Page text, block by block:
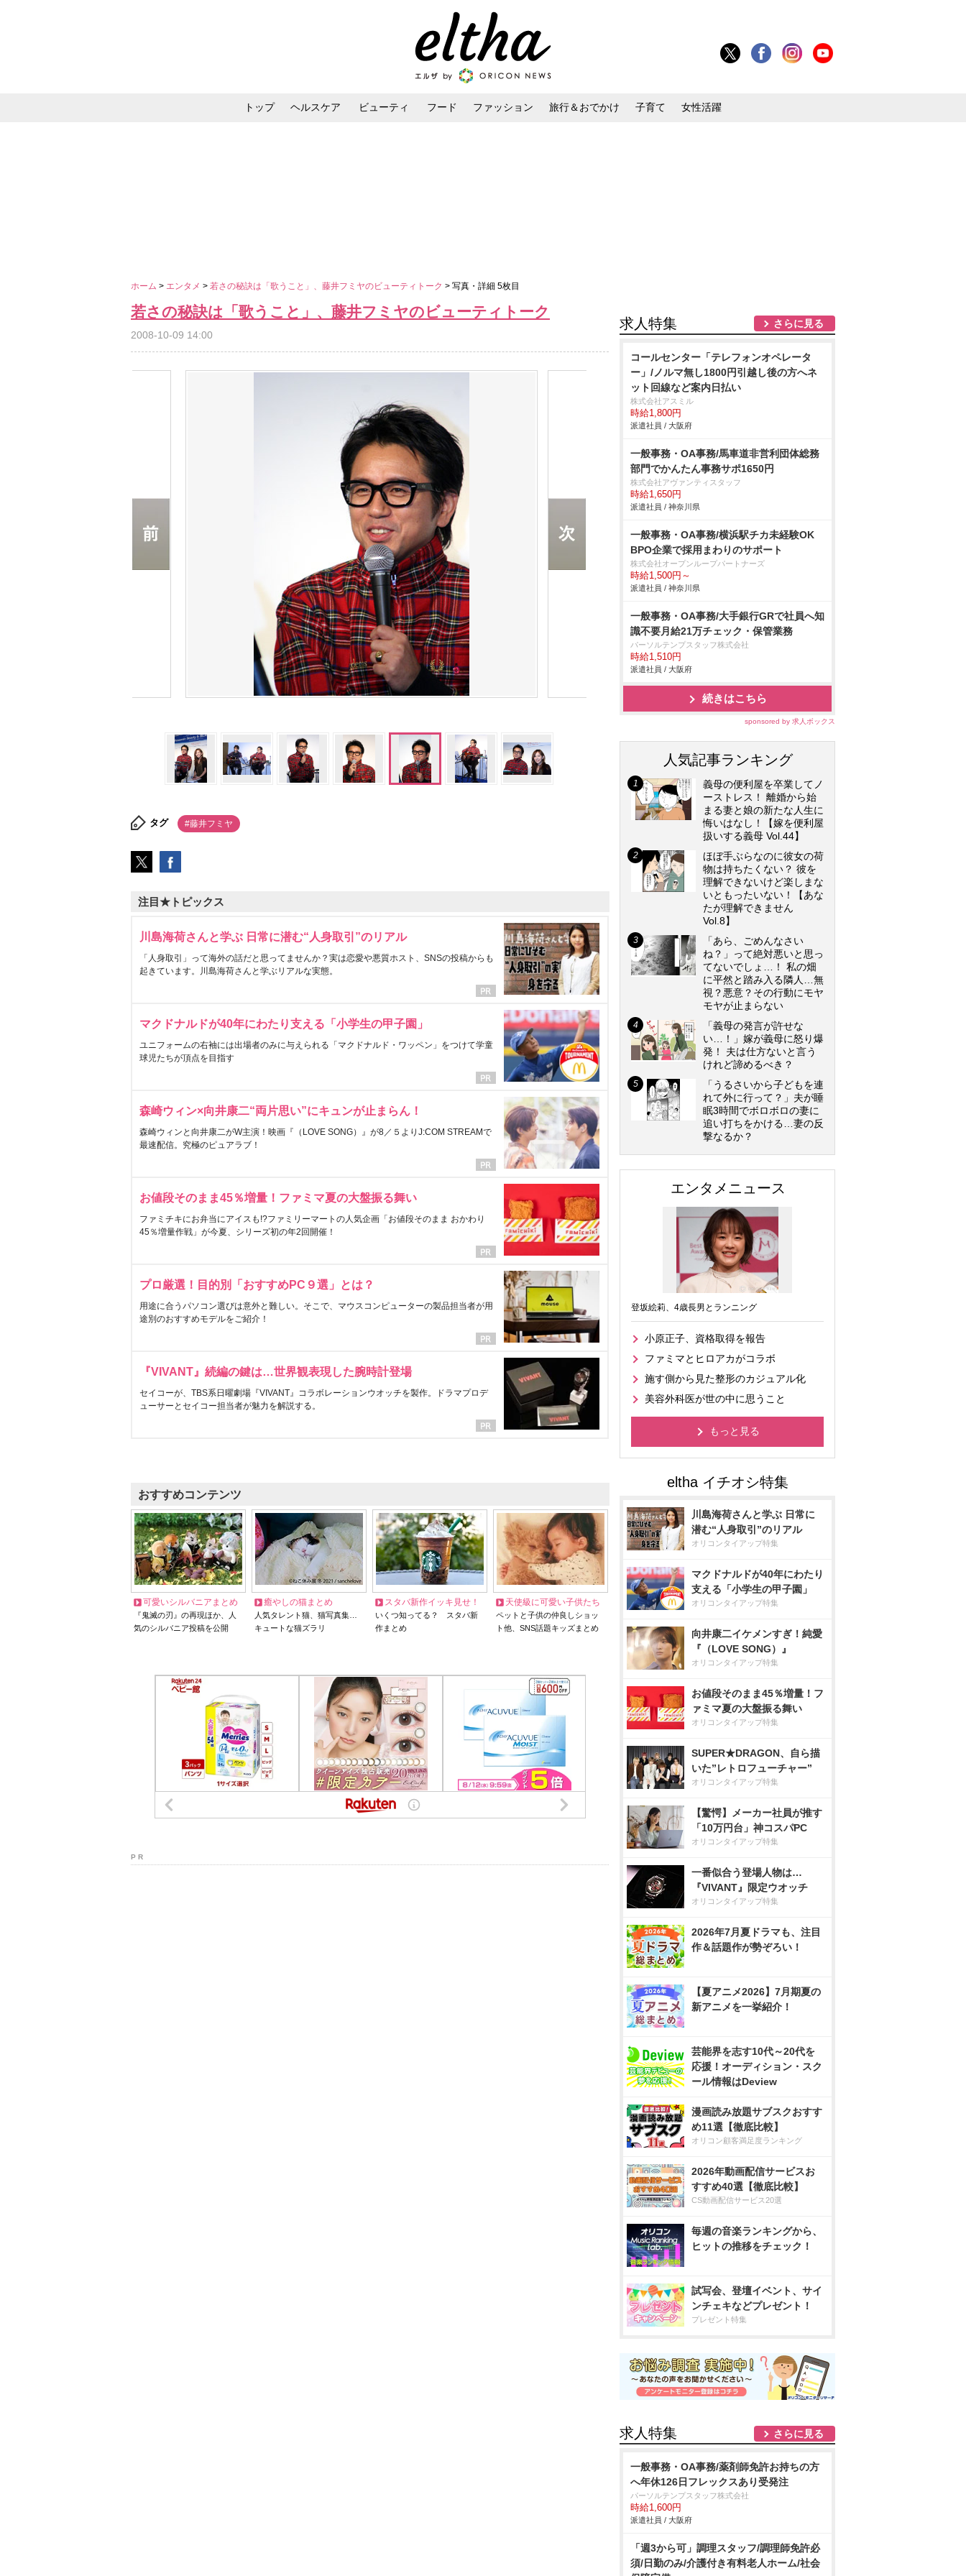
トップ ヘルスケア ビューティ フード ファッション 旅行＆おでかけ 子育て 女性活躍
ホーム > エンタメ > 若さの秘訣は「歌うこと」、藤井フミヤのビューティトーク > 写真・詳細 5枚目
若さの秘訣は「歌うこと」、藤井フミヤのビューティトーク
2008-10-09 14:00
タグ #藤井フミヤ
注目★トピックス
川島海荷さんと学ぶ 日常に潜む“人身取引”のリアル
「人身取引」って海外の話だと思ってませんか？実は恋愛や悪質ホスト、SNSの投稿からも
起きています。川島海荷さんと学ぶリアルな実態。
マクドナルドが40年にわたり支える「小学生の甲子園」
ユニフォームの右袖には出場者のみに与えられる「マクドナルド・ワッペン」をつけて学童
球児たちが頂点を目指す
森崎ウィン×向井康二“両片思い”にキュンが止まらん！
森崎ウィンと向井康二がW主演！映画『（LOVE SONG）』が8／５よりJ:COM STREAMで
最速配信。究極のピュアラブ！
お値段そのまま45％増量！ファミマ夏の大盤振る舞い
ファミチキにお弁当にアイスも!?ファミリーマートの人気企画「お値段そのまま おかわり
45％増量作戦」が今夏、シリーズ初の年2回開催！
プロ厳選！目的別「おすすめPC９選」とは？
用途に合うパソコン選びは意外と難しい。そこで、マウスコンピューターの製品担当者が用
途別のおすすめモデルをご紹介！
『VIVANT』続編の鍵は…世界観表現した腕時計登場
セイコーが、TBS系日曜劇場『VIVANT』コラボレーションウオッチを製作。ドラマプロデ
ューサーとセイコー担当者が魅力を解説する。
おすすめコンテンツ
可愛いシルバニアまとめ
『鬼滅の刃』の再現ほか、人
気のシルバニア投稿を公開
癒やしの猫まとめ
人気タレント猫、猫写真集…
キュートな猫ズラリ
スタバ新作イッキ見せ！
いくつ知ってる？ スタバ新
作まとめ
天使級に可愛い子供たち
ペットと子供の仲良しショッ
ト他、SNS話題キッズまとめ
P R
求人特集 さらに見る
コールセンター「テレフォンオペレータ
ー」/ノルマ無し1800円引越し後の方へネ
ット回線など案内日払い
株式会社アスミル
時給1,800円
派遣社員 / 大阪府
一般事務・OA事務/馬車道非営利団体総務
部門でかんたん事務サポ1650円
株式会社アヴァンティスタッフ
時給1,650円
派遣社員 / 神奈川県
一般事務・OA事務/横浜駅チカ未経験OK
BPO企業で採用まわりのサポート
株式会社オープンループパートナーズ
時給1,500円～
派遣社員 / 神奈川県
一般事務・OA事務/大手銀行GRで社員へ知
識不要月給21万チェック・保管業務
パーソルテンプスタッフ株式会社
時給1,510円
派遣社員 / 大阪府
続きはこちら
sponsored by 求人ボックス
人気記事ランキング
義母の便利屋を卒業してノ
ーストレス！ 離婚から始
まる妻と娘の新たな人生に
悔いはなし！【嫁を便利屋
扱いする義母 Vol.44】
ほぼ手ぶらなのに彼女の荷
物は持ちたくない？ 彼を
理解できないけど楽しまな
いともったいない！【あな
たが理解できません
Vol.8】
「あら、ごめんなさい
ね？」って絶対悪いと思っ
てないでしょ…！ 私の畑
に平然と踏み入る隣人…無
視？悪意？その行動にモヤ
モヤが止まらない
「義母の発言が許せな
い…！」嫁が義母に怒り爆
発！ 夫は仕方ないと言う
けれど諦めるべき？
「うるさいから子どもを連
れて外に行って？」夫が睡
眠3時間でボロボロの妻に
追い打ちをかける…妻の反
撃なるか？
エンタメニュース
登坂絵莉、4歳長男とランニング
小原正子、資格取得を報告
ファミマとヒロアカがコラボ
施す側から見た整形のカジュアル化
美容外科医が世の中に思うこと
もっと見る
川島海荷さんと学ぶ 日常に
潜む“人身取引”のリアル
オリコンタイアップ特集
マクドナルドが40年にわたり
支える「小学生の甲子園」
オリコンタイアップ特集
向井康二イケメンすぎ！純愛
『（LOVE SONG）』
オリコンタイアップ特集
お値段そのまま45％増量！フ
ァミマ夏の大盤振る舞い
オリコンタイアップ特集
SUPER★DRAGON、自ら描
いた”レトロフューチャー”
オリコンタイアップ特集
【驚愕】メーカー社員が推す
「10万円台」神コスパPC
オリコンタイアップ特集
一番似合う登場人物は…
『VIVANT』限定ウオッチ
オリコンタイアップ特集
2026年7月夏ドラマも、注目
作＆話題作が勢ぞろい！
【夏アニメ2026】7月期夏の
新アニメを一挙紹介！
芸能界を志す10代～20代を
応援！オーディション・スク
ール情報はDeview
漫画読み放題サブスクおすす
め11選【徹底比較】
オリコン顧客満足度ランキング
2026年動画配信サービスお
すすめ40選【徹底比較】
CS動画配信サービス20選
毎週の音楽ランキングから、
ヒットの推移をチェック！
試写会、登壇イベント、サイ
ンチェキなどプレゼント！
プレゼント特集
求人特集 さらに見る
一般事務・OA事務/薬剤師免許お持ちの方
へ年休126日フレックスあり受発注
パーソルテンプスタッフ株式会社
時給1,600円
派遣社員 / 大阪府
「週3から可」調理スタッフ/調理師免許必
須/日勤のみ/介護付き有料老人ホーム/社会